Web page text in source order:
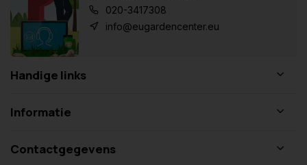
020-3417308
info@eugardencenter.eu
Handige links
Informatie
Contactgegevens